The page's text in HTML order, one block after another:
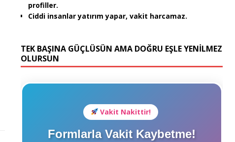
profiller.
Ciddi insanlar yatırım yapar, vakit harcamaz.
TEK BAŞINA GÜÇLÜSÜN AMA DOĞRU EŞLE YENİLMEZ
OLURSUN
Vakit Nakittir!
Formlarla Vakit Kaybetme!